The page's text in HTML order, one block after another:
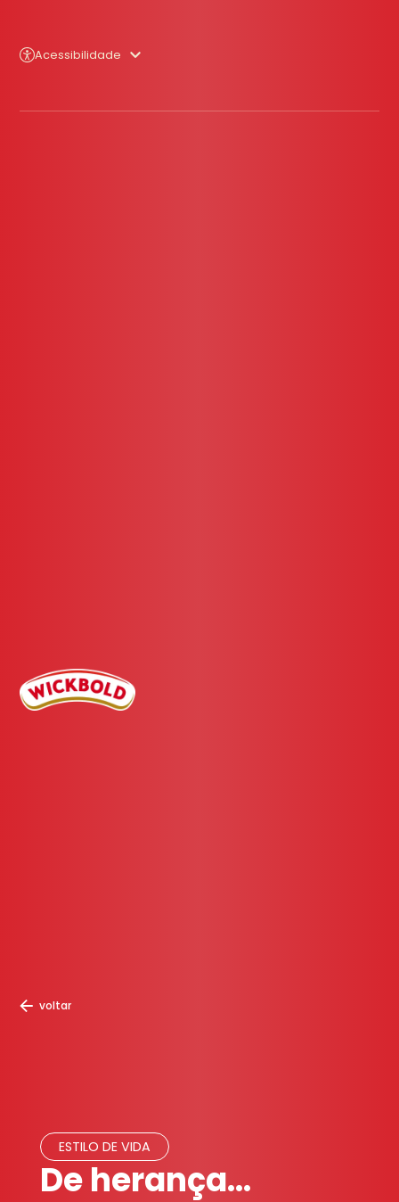
Acessibilidade
voltar
ESTILO DE VIDA
De herança…